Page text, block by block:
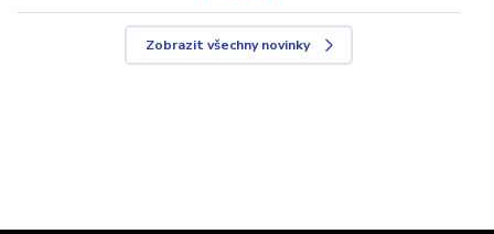
Zobrazit všechny novinky